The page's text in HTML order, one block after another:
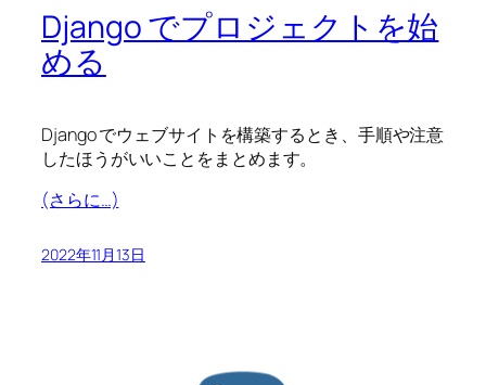
Django でプロジェクトを始
める
Django でウェブサイトを構築するとき、手順や注意
したほうがいいことをまとめます。
(さらに…)
2022年11月13日